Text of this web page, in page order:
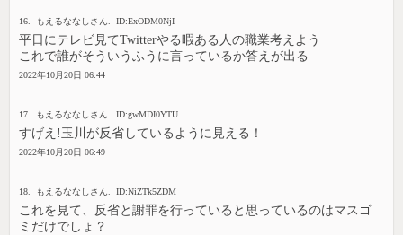
16. もえるななしさん. ID:ExODM0NjI
平日にテレビ見てTwitterやる暇ある人の職業考えよう
これで誰がそういうふうに言っているか答えが出る
2022年10月20日 06:44
17. もえるななしさん. ID:gwMDI0YTU
すげえ!玉川が反省しているように見える！
2022年10月20日 06:49
18. もえるななしさん. ID:NiZTk5ZDM
これを見て、反省と謝罪を行っていると思っているのはマスゴ
ミだけでしょ？